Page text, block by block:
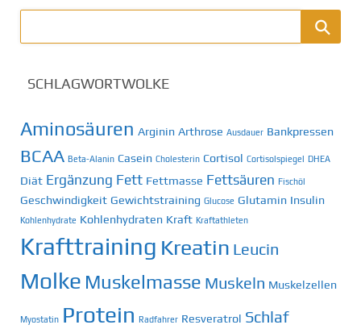
SCHLAGWORTWOLKE
Aminosäuren Arginin Arthrose Ausdauer Bankpressen
BCAA Beta-Alanin Casein Cholesterin Cortisol Cortisolspiegel DHEA
Diät Ergänzung Fett Fettmasse Fettsäuren Fischöl
Geschwindigkeit Gewichtstraining Glucose Glutamin Insulin
Kohlenhydrate Kohlenhydraten Kraft Kraftathleten
Krafttraining Kreatin Leucin
Molke Muskelmasse Muskeln Muskelzellen
Myostatin Protein Radfahrer Resveratrol Schlaf